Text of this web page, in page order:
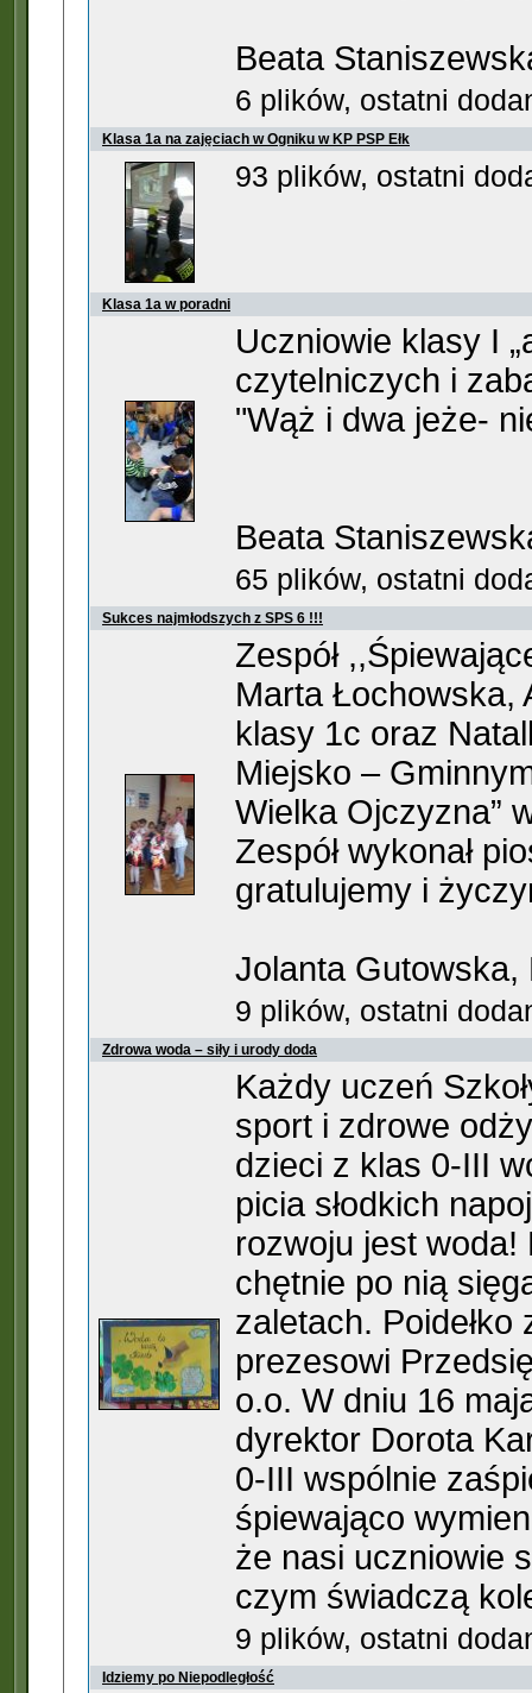
Beata
6 plików, ostatni
Klasa 1a na zajęciach w Ogniku w KP PSP Ełk
93 plików, ostatni
Klasa 1a w poradni
Uczniowie klasy I
czytelniczych i
"Wąż i dwa jeże-
Beata
65 plików, ostatni
Sukces najmłodszych z SPS 6 !!!
Zespół
Marta Łochowska,
klasy 1c oraz
Miejsko –
Wielka Ojczyzna”
Zespół wykonał
gratulujemy i
Jolanta Gutowska,
9 plików, ostatni
Zdrowa woda – siły i urody doda
Każdy uczeń
sport i zdrowe
dzieci z klas 0-III
picia słodkich
rozwoju jest woda!
chętnie po nią
zaletach.
prezesowi
o.o. W dniu 16
dyrektor Dorota
0-III wspólnie
śpiewająco
że nasi uczniowie
czym świadczą
9 plików, ostatni
Idziemy po Niepodległość